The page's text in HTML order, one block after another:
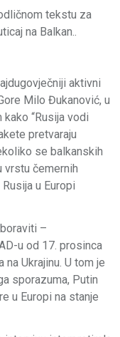
tekstu za
na Balkan..
aktivni
Milo Đukanović, u
“Rusija vodi
pretvaraju
se balkanskih
vrstu čemernih
u Europi
–
u od 17. prosinca
Ukrajinu. U tom je
sporazuma, Putin
u Europi na stanje